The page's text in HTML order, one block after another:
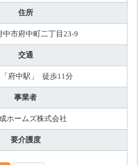
住所
中市府中町二丁目23-9
交通
府中駅」 徒歩11分
事業者
ホームズ株式会社
要介護度